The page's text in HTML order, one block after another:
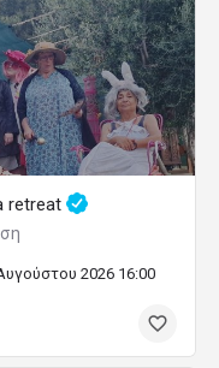
retreat
2026 16:00